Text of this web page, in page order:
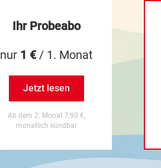
Ihr Probeabo
nur 1 €/ 1. Monat
Jetzt lesen
Ab dem 2. Monat 7,90 €,
monatlich kündbar